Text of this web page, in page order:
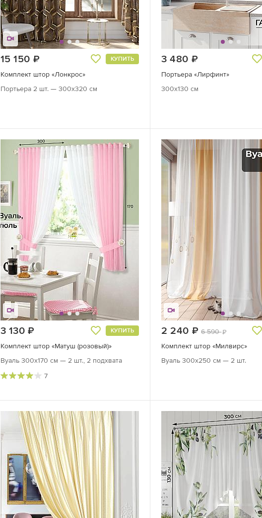
15 150 КУПИТЬ
Комплект штор «Лонкрос»
Портьера 2 шт. — 300х320 см
3 480
Портьера «Лирфинт»
300x130 см
3 130 КУПИТЬ
Комплект штор «Матуш (розовый)»
Вуаль 300х170 см — 2 шт., 2 подхвата
7
2 240 руб.
6 590
Комплект штор «Милвирс»
Вуаль 300х250 см — 2 шт.